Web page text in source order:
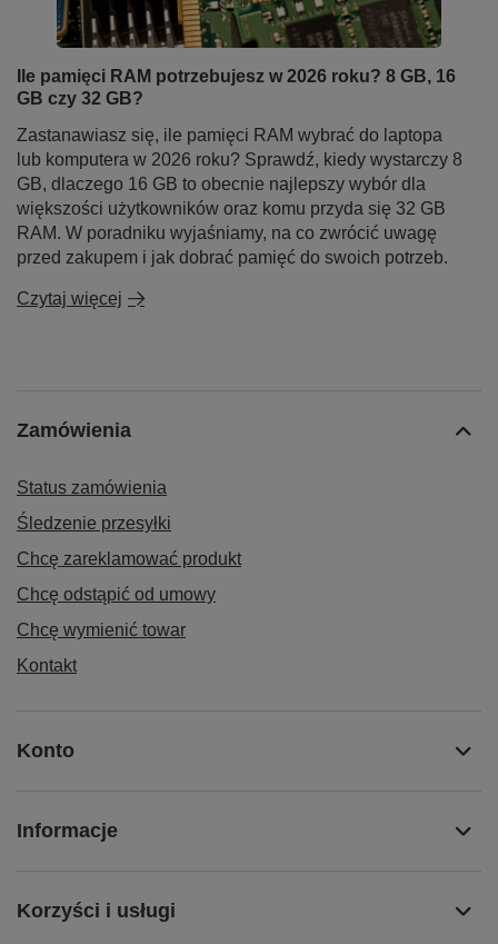
Ile pamięci RAM potrzebujesz w 2026 roku? 8 GB, 16
GB czy 32 GB?
Zastanawiasz się, ile pamięci RAM wybrać do laptopa
lub komputera w 2026 roku? Sprawdź, kiedy wystarczy 8
GB, dlaczego 16 GB to obecnie najlepszy wybór dla
większości użytkowników oraz komu przyda się 32 GB
RAM. W poradniku wyjaśniamy, na co zwrócić uwagę
przed zakupem i jak dobrać pamięć do swoich potrzeb.
Czytaj więcej
Zamówienia
Status zamówienia
Śledzenie przesyłki
Chcę zareklamować produkt
Chcę odstąpić od umowy
Chcę wymienić towar
Kontakt
Konto
Informacje
Korzyści i usługi